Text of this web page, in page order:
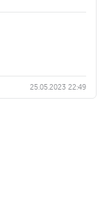
25.05.2023 22:49